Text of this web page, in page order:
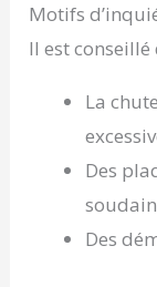
Motifs
Il est
La
Des
Des